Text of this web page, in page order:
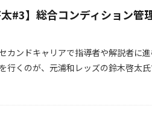
太#3】総合コンディション管
カンドキャリアで指導者や解説者に
行くのが、元浦和レッズの鈴木啓太